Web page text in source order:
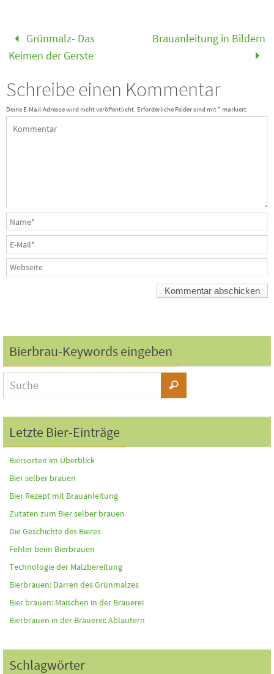
Grünmalz- Das
Keimen der Gerste
Brauanleitung in Bildern
Schreibe einen Kommentar
Deine E-Mail-Adresse wird nicht veröffentlicht. Erforderliche Felder sind mit* markiert
Bierbrau-Keywords eingeben
Letzte Bier-Einträge
Biersorten im Überblick
Bier selber brauen
Bier Rezept mit Brauanleitung
Zutaten zum Bier selber brauen
Die Geschichte des Bieres
Fehler beim Bierbrauen
Technologie der Malzbereitung
Bierbrauen: Darren des Grünmalzes
Bier brauen: Maischen in der Brauerei
Bierbrauen in der Brauerei: Abläutern
Schlagwörter